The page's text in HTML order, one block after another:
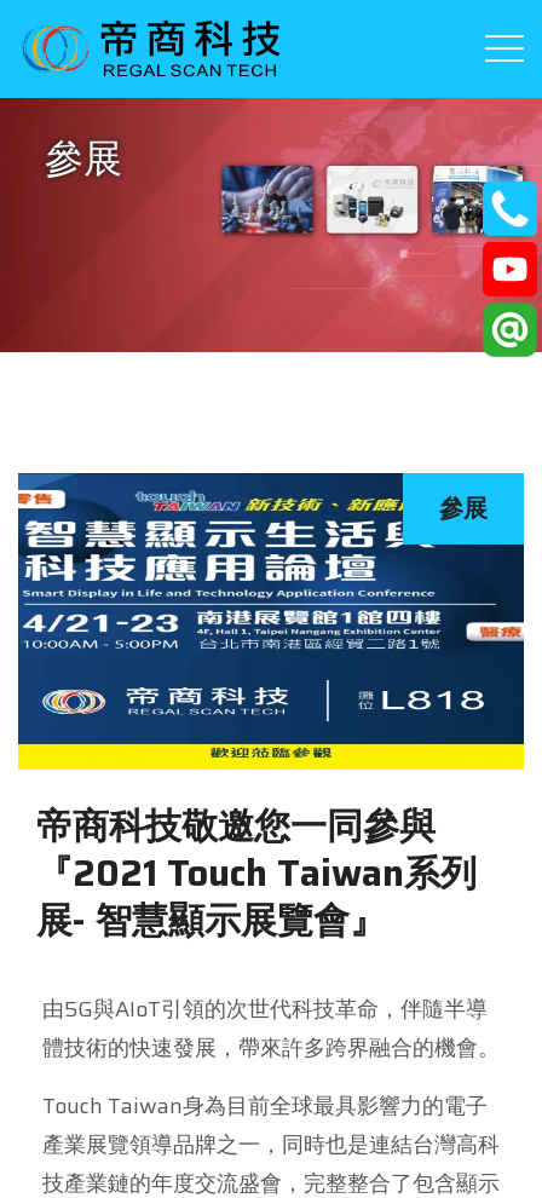
參展
參展
帝商科技敬邀您一同參與
『2021 Touch Taiwan系列
展- 智慧顯示展覽會』
由5G與AIoT引領的次世代科技革命，伴隨半導
體技術的快速發展，帶來許多跨界融合的機會。
Touch Taiwan身為目前全球最具影響力的電子
產業展覽領導品牌之一，同時也是連結台灣高科
技產業鏈的年度交流盛會，完整整合了包含顯示